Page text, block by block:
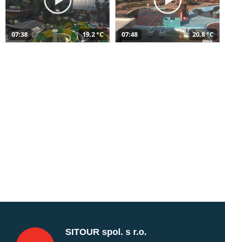
07:38 19,2 °C 07:48 20,8 °C
SITOUR spol. s r.o.